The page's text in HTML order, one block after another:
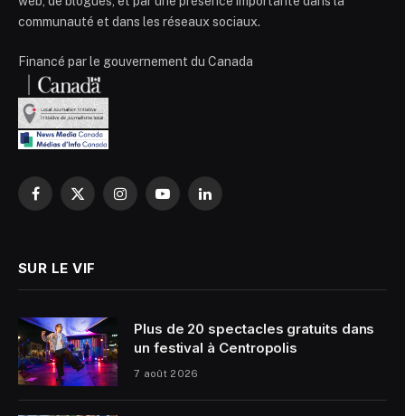
communauté et dans les réseaux sociaux.
Financé par le gouvernement du Canada
Facebook
X
InstagramYouTubeLinkedIn
SUR LE VIF
Plus de 20 spectacles gratuits dans
un festival à Centropolis
7 août 2026